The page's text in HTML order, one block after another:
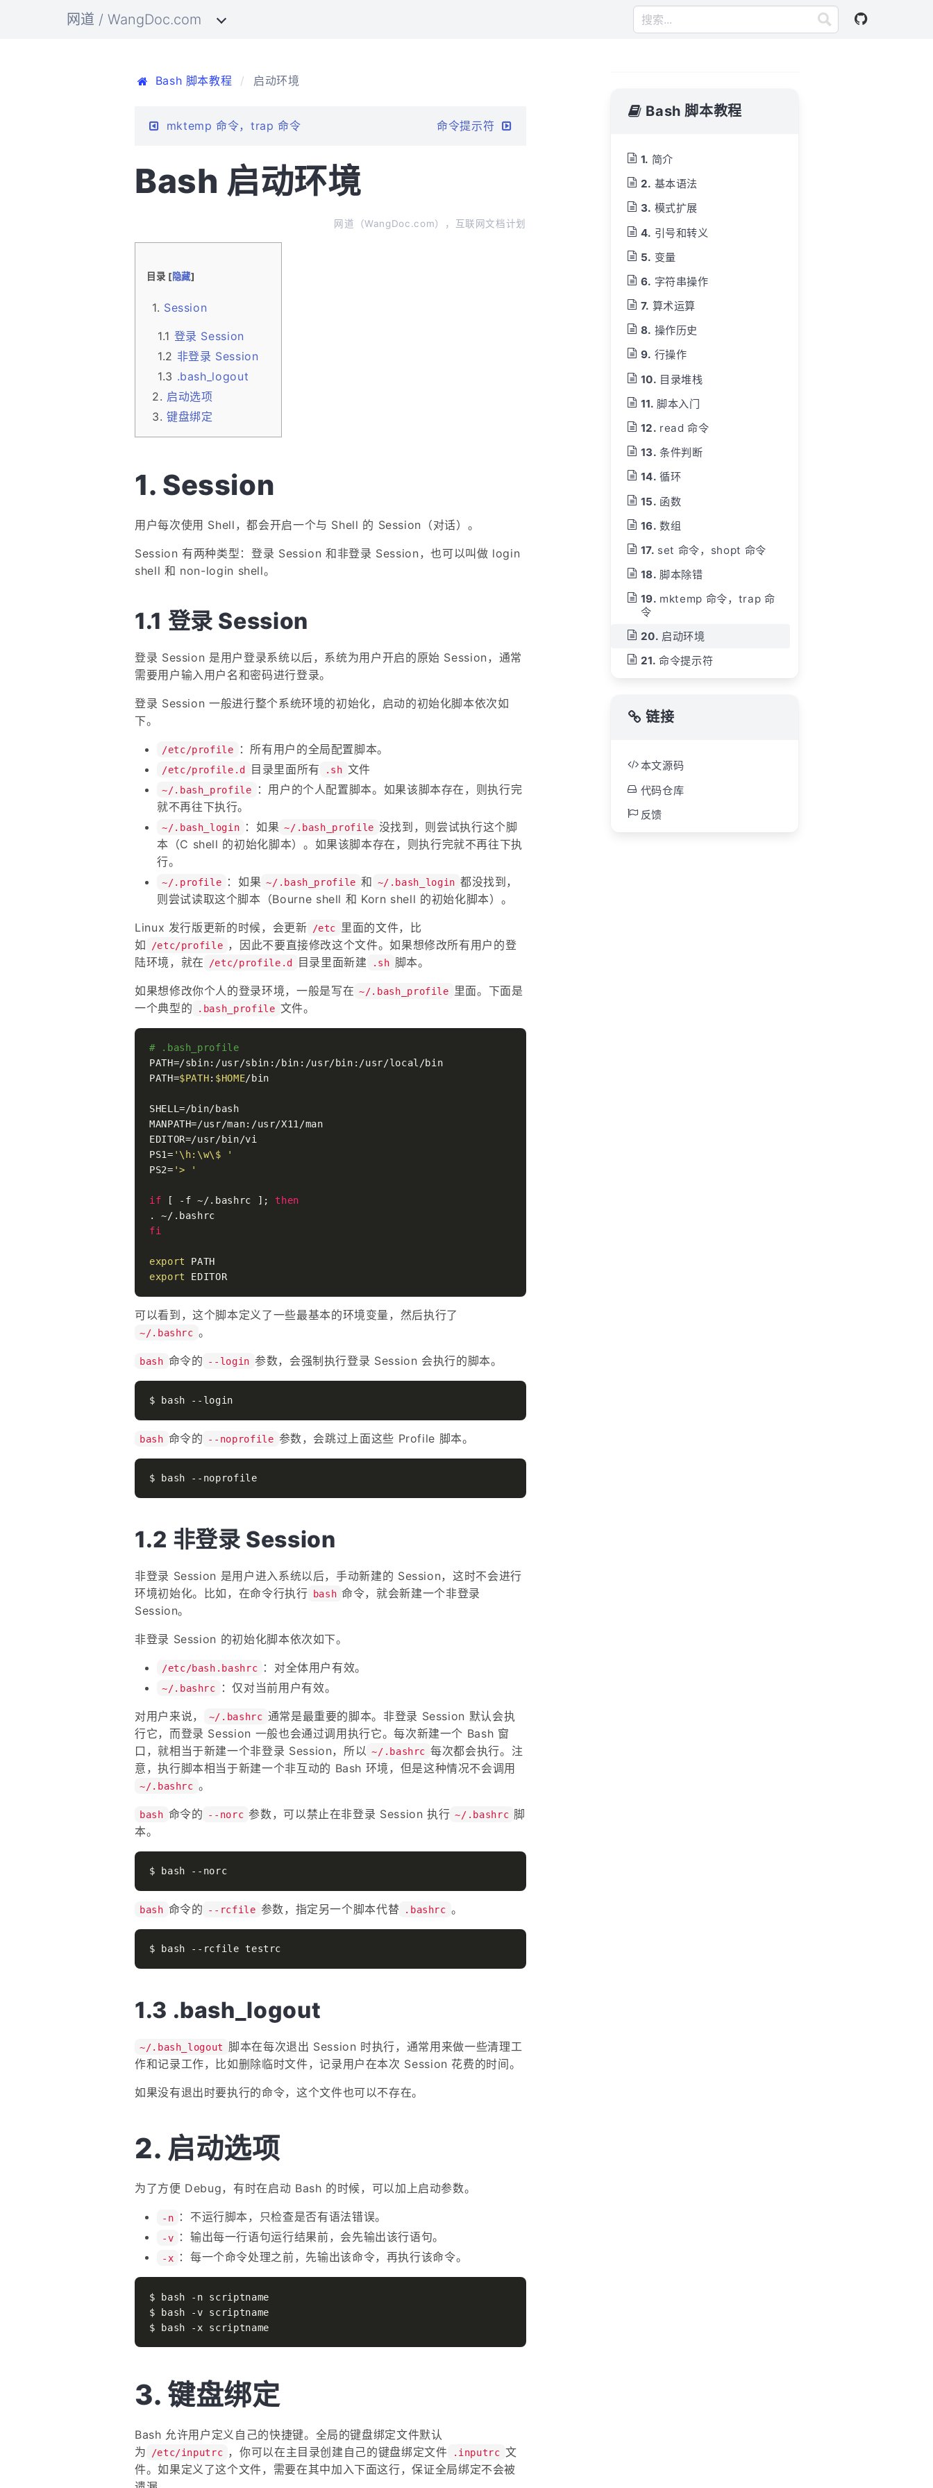
网道 / WangDoc.com
Bash 脚本教程 启动环境
mktemp 命令，trap 命令 命令提示符
Bash 启动环境
网道（WangDoc.com），互联网文档计划
目录 [隐藏]
Session
登录 Session
非登录 Session
.bash_logout
启动选项
键盘绑定
Session
用户每次使用 Shell，都会开启一个与 Shell 的 Session（对话）。
Session 有两种类型：登录 Session 和非登录 Session，也可以叫做 login
shell 和 non-login shell。
登录 Session
登录 Session 是用户登录系统以后，系统为用户开启的原始 Session，通常
需要用户输入用户名和密码进行登录。
登录 Session 一般进行整个系统环境的初始化，启动的初始化脚本依次如
下。
/etc/profile ：所有用户的全局配置脚本。
/etc/profile.d 目录里面所有 .sh 文件
~/.bash_profile
：用户的个人配置脚本。如果该脚本存在，则执行完
就不再往下执行。
~/.bash_login ：如果 ~/.bash_profile 没找到，则尝试执行这个脚
本（C shell 的初始化脚本）。如果该脚本存在，则执行完就不再往下执
行。
~/.profile ：如果 ~/.bash_profile 和 ~/.bash_login 都没找到，
则尝试读取这个脚本（Bourne shell 和 Korn shell 的初始化脚本）。
Linux 发行版更新的时候，会更新 /etc
里面的文件，比
如
/etc/profile ，因此不要直接修改这个文件。如果想修改所有用户的登
陆环境，就在
/etc/profile.d 目录里面新建 .sh 脚本。
如果想修改你个人的登录环境，一般是写在 ~/.bash_profile
里面。下面是
一个典型的
.bash_profile 文件。
# .bash_profile
PATH=/sbin:/usr/sbin:/bin:/usr/bin:/usr/local/bin
PATH=$PATH: $HOME/bin
SHELL=/bin/bash
MANPATH=/usr/man:/usr/X11/man
EDITOR=/usr/bin/vi
PS1= '\h:\w\$ '
PS2= '> '
if [ -f ~/.bashrc ]; then
fi
export
export
可以看到，这个脚本定义了一些最基本的环境变量，然后执行了
~/.bashrc 。
bash 命令的 --login 参数，会强制执行登录 Session 会执行的脚本。
bash 命令的 --noprofile 参数，会跳过上面这些 Profile 脚本。
非登录 Session
非登录 Session 是用户进入系统以后，手动新建的 Session，这时不会进行
环境初始化。比如，在命令行执行 bash 命令，就会新建一个非登录
Session。
非登录 Session 的初始化脚本依次如下。
/etc/bash.bashrc ：对全体用户有效。
~/.bashrc ：仅对当前用户有效。
对用户来说， ~/.bashrc 通常是最重要的脚本。非登录 Session 默认会执
行它，而登录 Session 一般也会通过调用执行它。每次新建一个 Bash 窗
口，就相当于新建一个非登录 Session，所以 ~/.bashrc 每次都会执行。注
意，执行脚本相当于新建一个非互动的 Bash 环境，但是这种情况不会调用
~/.bashrc 。
bash 命令的 --norc 参数，可以禁止在非登录 Session 执行 ~/.bashrc 脚
本。
bash 命令的 --rcfile 参数，指定另一个脚本代替 .bashrc 。
.bash_logout
~/.bash_logout
脚本在每次退出 Session 时执行，通常用来做一些清理工
作和记录工作，比如删除临时文件，记录用户在本次 Session 花费的时间。
如果没有退出时要执行的命令，这个文件也可以不存在。
启动选项
为了方便 Debug，有时在启动 Bash 的时候，可以加上启动参数。
-n ：不运行脚本，只检查是否有语法错误。
-v ：输出每一行语句运行结果前，会先输出该行语句。
-x ：每一个命令处理之前，先输出该命令，再执行该命令。
$ bash -n scriptname
$ bash -v scriptname
键盘绑定
Bash 允许用户定义自己的快捷键。全局的键盘绑定文件默认
为
/etc/inputrc ，你可以在主目录创建自己的键盘绑定文件 .inputrc 文
件。如果定义了这个文件，需要在其中加入下面这行，保证全局绑定不会被
Bash 脚本教程
简介
基本语法
模式扩展
引号和转义
变量
字符串操作
算术运算
操作历史
行操作
目录堆栈
脚本入门
read 命令
条件判断
循环
函数
数组
set 命令，shopt 命令
脚本除错
mktemp 命令，trap 命
令
启动环境
命令提示符
链接
本文源码
代码仓库
反馈